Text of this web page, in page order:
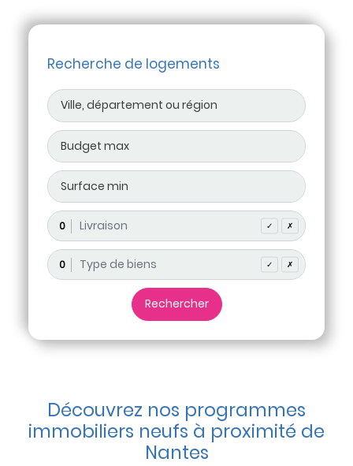
Recherche de logements
0 ✓ ✗
0 ✓ ✗
Découvrez nos programmes
immobiliers neufs à proximité de
Nantes